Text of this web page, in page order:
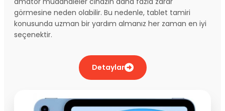
görmesine neden olabilir. Bu nedenle, tablet tamiri
konusunda uzman bir yardım almanız her zaman en iyi
seçenektir.
Detaylar